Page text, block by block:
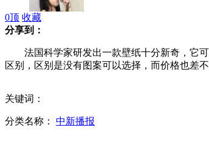
可爱小萝莉与蟒蛇亲嘴
美元存银行6年缩水3成 昆明投资者怒告美
0顶 收藏
分享到：
法国科学家研发出一款壁纸十分新奇，它可
区别，区别是没有图案可以选择，而价格也差
关键词：
分类名称： 中新播报